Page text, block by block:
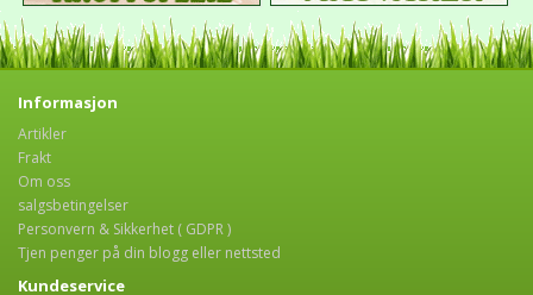
Informasjon
Artikler
Frakt
Om oss
salgsbetingelser
Personvern & Sikkerhet ( GDPR )
Tjen penger på din blogg eller nettsted
Kundeservice